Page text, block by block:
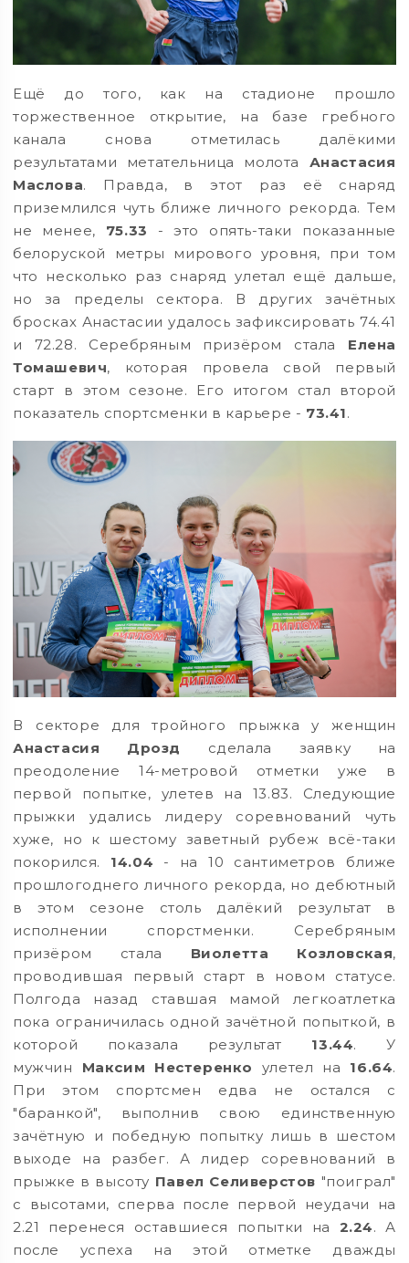
Ещё до того, как на стадионе прошло
торжественное открытие, на базе гребного
канала снова отметилась далёкими
результатами метательница молота Анастасия
Маслова. Правда, в этот раз её снаряд
приземлился чуть ближе личного рекорда. Тем
не менее, 75.33 - это опять-таки показанные
белоруской метры мирового уровня, при том
что несколько раз снаряд улетал ещё дальше,
но за пределы сектора. В других зачётных
бросках Анастасии удалось зафиксировать 74.41
и 72.28. Серебряным призёром стала Елена
Томашевич, которая провела свой первый
старт в этом сезоне. Его итогом стал второй
показатель спортсменки в карьере - 73.41.
В секторе для тройного прыжка у женщин
Анастасия Дрозд
сделала заявку на
преодоление 14-метровой отметки уже в
первой попытке, улетев на 13.83. Следующие
прыжки удались лидеру соревнований чуть
хуже, но к шестому заветный рубеж всё-таки
покорился. 14.04 - на 10 сантиметров ближе
прошлогоднего личного рекорда, но дебютный
в этом сезоне столь далёкий результат в
исполнении спорстменки. Серебряным
призёром стала Виолетта Козловская,
проводившая первый старт в новом статусе.
Полгода назад ставшая мамой легкоатлетка
пока ограничилась одной зачётной попыткой, в
которой показала результат 13.44. У
мужчин Максим Нестеренко улетел на 16.64.
При этом спортсмен едва не остался с
"баранкой", выполнив свою единственную
зачётную и победную попытку лишь в шестом
выходе на разбег. А лидер соревнований в
прыжке в высоту Павел Селиверстов "поиграл"
с высотами, сперва после первой неудачи на
2.21 перенеся оставшиеся попытки на 2.24. А
после успеха на этой отметке дважды